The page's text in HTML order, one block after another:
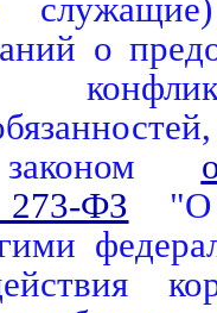
о
ФЗ "О